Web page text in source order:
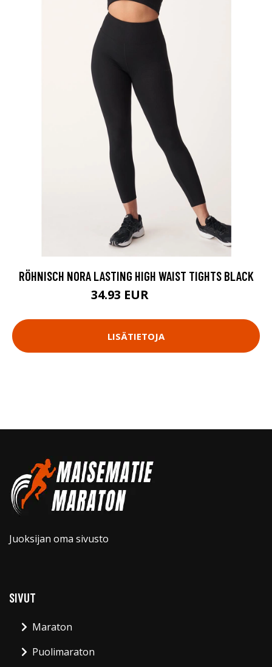
RÖHNISCH NORA LASTING HIGH WAIST TIGHTS BLACK
34.93 EUR
LISÄTIETOJA
Juoksijan oma sivusto
SIVUT
Maraton
Puolimaraton